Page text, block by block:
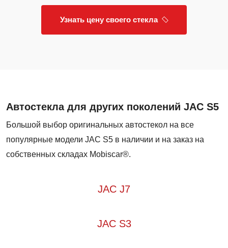
Узнать цену своего стекла
Автостекла для других поколений JAC S5
Большой выбор оригинальных автостекол на все
популярные модели JAC S5 в наличии и на заказ на
собственных складах Mobiscar®.
JAC J7
JAC S3